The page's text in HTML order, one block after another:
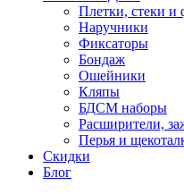
Плетки, стеки и
Наручники
Фиксаторы
Бондаж
Ошейники
Кляпы
БДСМ наборы
Расширители,
Перья и
Скидки
Блог